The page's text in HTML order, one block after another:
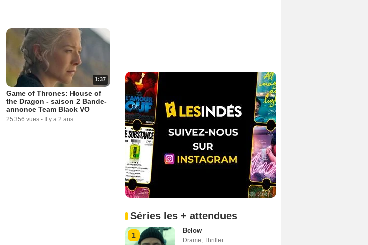
1:37
Game of Thrones: House of
the Dragon - saison 2 Bande-
annonce Team Black VO
25 356 vues - Il y a 2 ans
Séries les + attendues
1
Below
Drame, Thriller